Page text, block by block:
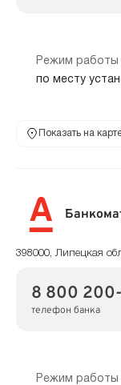
Режим работы
по месту
Показать на
398000, Липецкая
8 800
телефон банка
Режим работы